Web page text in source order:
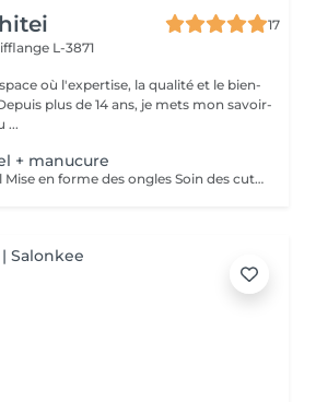
17
L-3871
où l'expertise, la qualité et le bien-
...
+ manucure
Retrait de l'ancien gel Mise en forme des ongles Soin des cuticules Manucure russe et hydratation des mains.